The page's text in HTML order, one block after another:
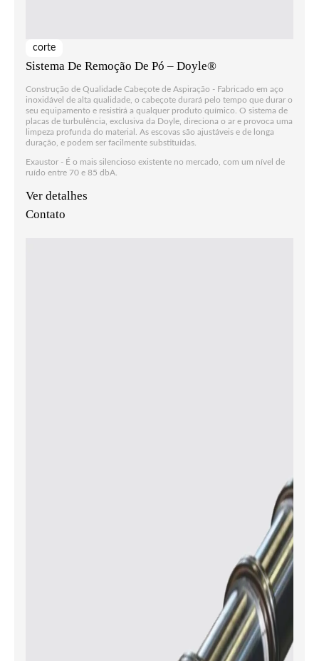
corte
Sistema De Remoção De Pó – Doyle®
Construção de Qualidade Cabeçote de Aspiração - Fabricado em aço
inoxidável de alta qualidade, o cabeçote durará pelo tempo que durar o
seu equipamento e resistirá a qualquer produto químico. O sistema de
placas de turbulência, exclusiva da Doyle, direciona o ar e provoca uma
limpeza profunda do material. As escovas são ajustáveis e de longa
duração, e podem ser facilmente substituídas.
Exaustor - É o mais silencioso existente no mercado, com um nível de
ruído entre 70 e 85 dbA.
Ver detalhes
Contato